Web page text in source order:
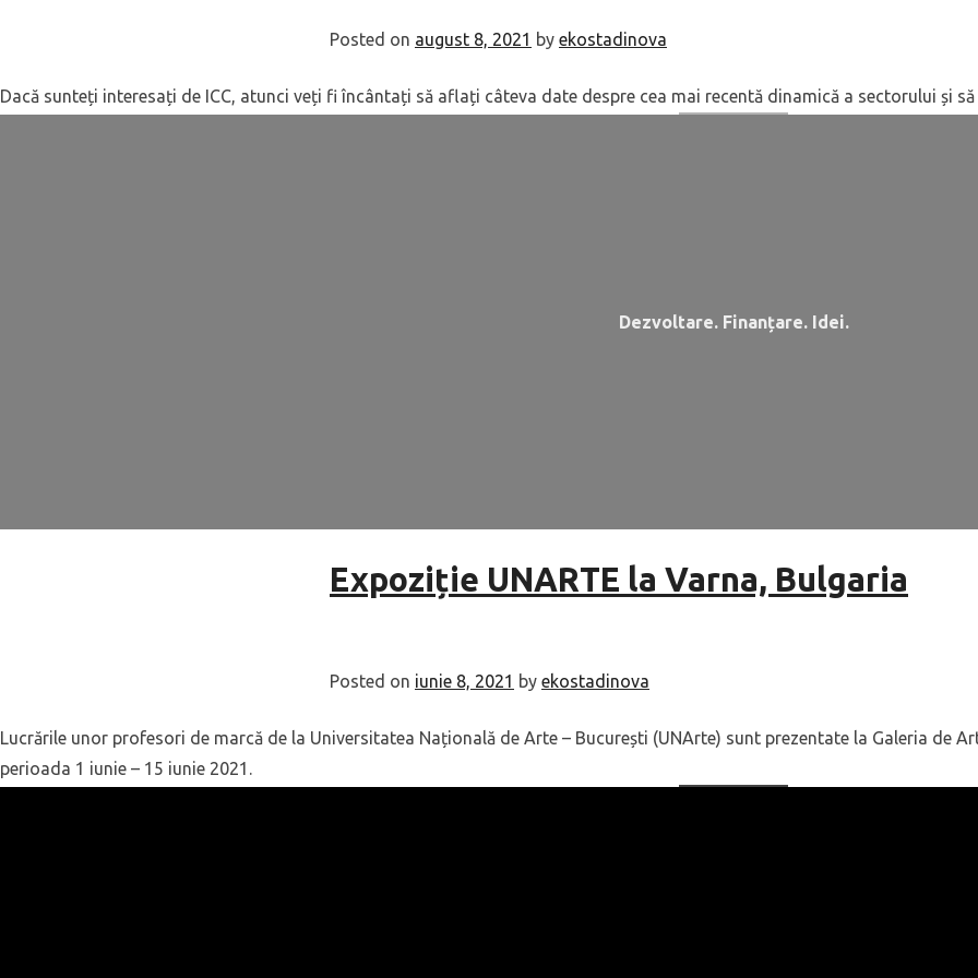
Posted on august 8, 2021 by ekostadinova
Dacă sunteți interesați de ICC, atunci veți fi încântați să aflați câteva date despre cea mai recentă dinamică a sectorului și
Dezvoltare. Finanțare. Idei.
Expoziție UNARTE la Varna, Bulgaria
Posted on iunie 8, 2021 by ekostadinova
Lucrările unor profesori de marcă de la Universitatea Națională de Arte – București (UNArte) sunt prezentate la Galeria de
perioada 1 iunie – 15 iunie 2021.